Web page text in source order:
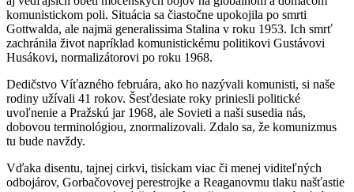
komunistickom poli. Situácia sa čiastočne upokojila po smrti
Gottwalda, ale najmä generalissima Stalina v roku 1953. Ich smrť
zachránila život napríklad komunistickému politikovi Gustávovi
Husákovi, normalizátorovi po roku 1968.
Dedičstvo Víťazného februára, ako ho nazývali komunisti, si naše
rodiny užívali 41 rokov. Šesťdesiate roky priniesli politické
uvoľnenie a Pražskú jar 1968, ale Sovieti a naši susedia nás,
dobovou terminológiou, znormalizovali. Zdalo sa, že komunizmus
tu bude navždy.
Vďaka disentu, tajnej cirkvi, tisíckam viac či menej viditeľných
odbojárov, Gorbačovovej perestrojke a Reaganovmu tlaku našťastie